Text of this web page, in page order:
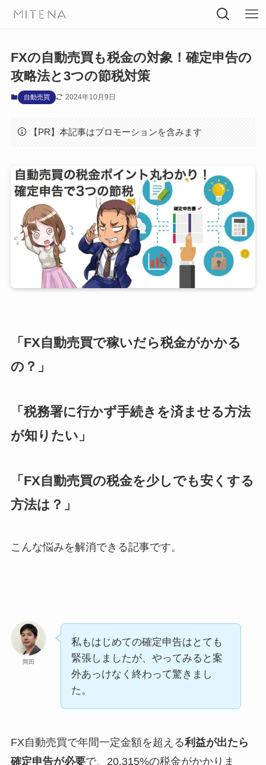
FXの自動売買も税金の対象！確定申告の
攻略法と3つの節税対策
自動売買 2024年10月9日
【PR】本記事はプロモーションを含みます
「FX自動売買で稼いだら税金がかかる
の？」
「税務署に行かず手続きを済ませる方法
が知りたい」
「FX自動売買の税金を少しでも安くする
方法は？」
こんな悩みを解消できる記事です。
岡田
私もはじめての確定申告はとても
緊張しましたが、やってみると案
外あっけなく終わって驚きまし
た。
FX自動売買で年間一定金額を超える利益が出たら
確定申告が必要で、20.315%の税金がかかりま